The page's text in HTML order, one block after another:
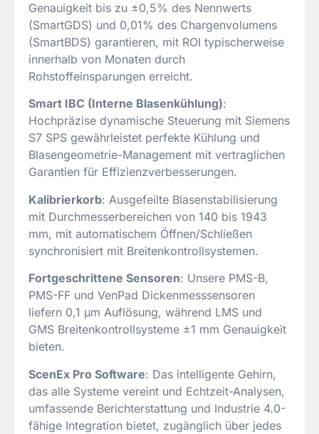
Genauigkeit bis zu ±0,5% des Nennwerts
(SmartGDS) und 0,01% des Chargenvolumens
(SmartBDS) garantieren, mit ROI typischerweise
innerhalb von Monaten durch
Rohstoffeinsparungen erreicht.
Smart IBC (Interne Blasenkühlung):
Hochpräzise dynamische Steuerung mit Siemens
S7 SPS gewährleistet perfekte Kühlung und
Blasengeometrie-Management mit vertraglichen
Garantien für Effizienzverbesserungen.
Kalibrierkorb: Ausgefeilte Blasenstabilisierung
mit Durchmesserbereichen von 140 bis 1943
mm, mit automatischem Öffnen/Schließen
synchronisiert mit Breitenkontrollsystemen.
Fortgeschrittene Sensoren: Unsere PMS-B,
PMS-FF und VenPad Dickenmesssensoren
liefern 0,1 µm Auflösung, während LMS und
GMS Breitenkontrollsysteme ±1 mm Genauigkeit
bieten.
ScenEx Pro Software: Das intelligente Gehirn,
das alle Systeme vereint und Echtzeit-Analysen,
umfassende Berichterstattung und Industrie 4.0-
fähige Integration bietet, zugänglich über jedes